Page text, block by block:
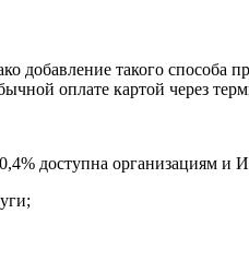
добавление такого
оплате картой через
доступна организациям и